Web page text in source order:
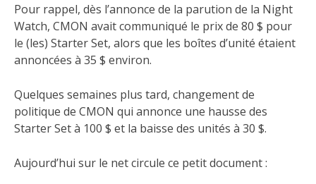
Pour rappel, dès l’annonce de la parution de la Night
Watch, CMON avait communiqué le prix de 80 $ pour
le (les) Starter Set, alors que les boîtes d’unité étaient
annoncées à 35 $ environ.
Quelques semaines plus tard, changement de
politique de CMON qui annonce une hausse des
Starter Set à 100 $ et la baisse des unités à 30 $.
Aujourd’hui sur le net circule ce petit document :